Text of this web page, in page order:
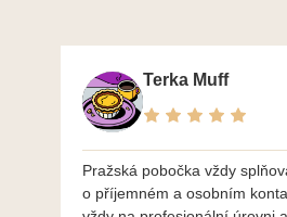
Terka Muff
Pražská pobočka vždy
o příjemném a osobním